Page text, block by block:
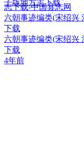
子版地方志下载
六朝事迹编类(宋绍兴
下载
六朝事迹编类(宋绍兴
下载
4年前